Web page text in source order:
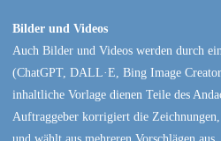
Bilder und Videos
Auch Bilder und Videos werden durch
(ChatGPT, DALL·E, Bing Image
inhaltliche Vorlage dienen Teile des
Auftraggeber korrigiert die